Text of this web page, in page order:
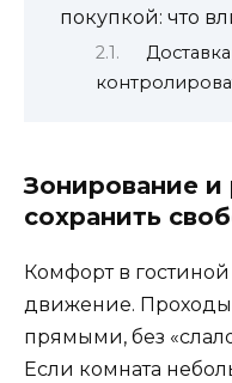
покупкой: что
Зонирование и
сохранить
Комфорт в
движение. Проходы
прямыми, без
Если комната